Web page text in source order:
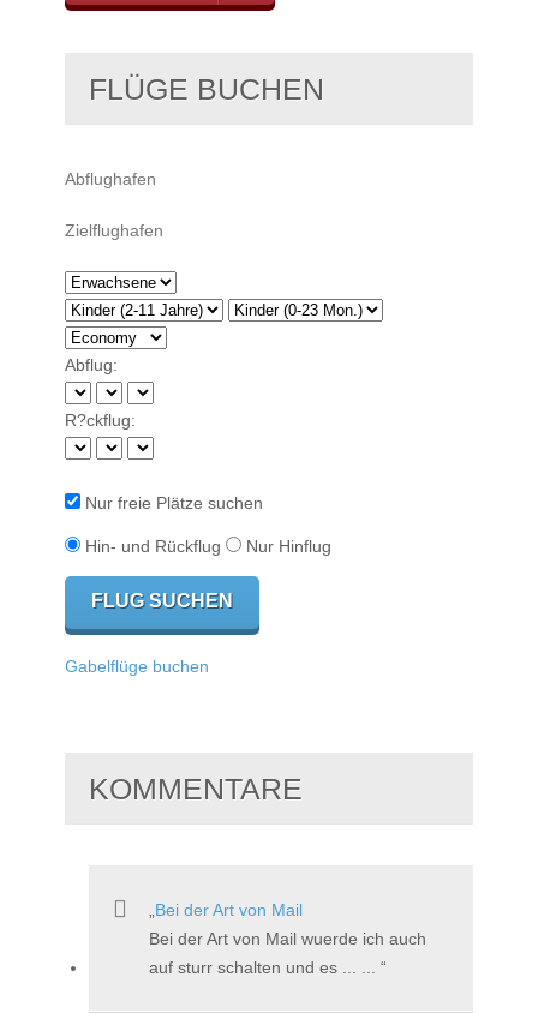
FLÜGE BUCHEN
Abflug:
R?ckflug:
Nur freie Plätze suchen
Hin- und Rückflug Nur Hinflug
Gabelflüge buchen
KOMMENTARE
Bei der Art von Mail
Bei der Art von Mail wuerde ich auch
auf sturr schalten und es ... ...